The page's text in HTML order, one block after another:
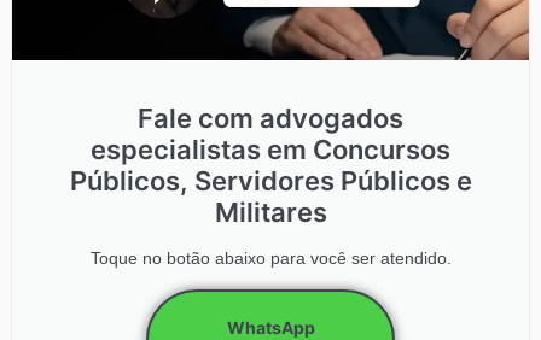
Fale com advogados
especialistas em Concursos
Públicos, Servidores Públicos e
Militares
Toque no botão abaixo para você ser atendido.
WhatsApp